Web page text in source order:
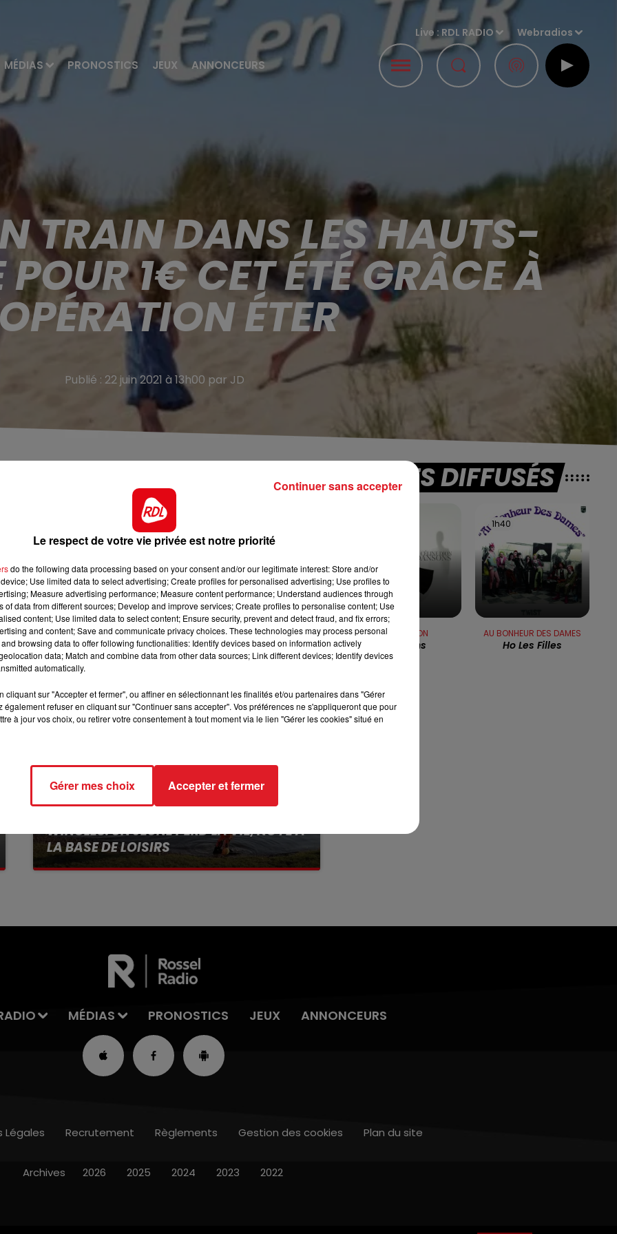
MÉDIAS PRONOSTICS JEUX ANNONCEURS
Live : RDL RADIO Webradios
12h00 - 13h00
RDL & VOUS LES APRÈS-MIDI QUI CHANTENT
TRAIN DANS LES HAUTS-
1€ CET ÉTÉ GRÂCE À
ÉTER
Publié : 22 juin 2021 à 13h00 par JD
cet été. 5 000 billets à 1€ l'aller
pour des voyages du 3 juillet au 22 août.
possible! L’opération l’éTER revient dans les Hauts-
billets de train TER à seulement 2 euros l'aller-retour
redécouvrir la région à travers plusieurs destinations
gratuits seront affrétés pour vous rendre sur les sites
de votre billet éTER.
WINGLES: UN JEUNE PERD LA VIE, NOYÉ À
LA BASE DE LOISIRS
La victime a coulé à pic
TITRES DIFFUSÉS
CELINE DION
Dansons
1h40
1h40
AU BONHEUR DES DAMES
Ho Les Filles
MÉDIAS PRONOSTICS JEUX ANNONCEURS
Légales Recrutement Règlements Gestion des cookies Plan du site
Archives 2026 2025 2024 2023 2022
Le respect de votre vie privée est notre priorité
do the following data processing based on your consent and/or our legitimate interest: Store and/or
Use limited data to select advertising; Create profiles for personalised advertising; Use profiles to
Measure advertising performance; Measure content performance; Understand audiences through
of data from different sources; Develop and improve services; Create profiles to personalise content; Use
content; Use limited data to select content; Ensure security, prevent and detect fraud, and fix errors;
and content; Save and communicate privacy choices. These technologies may process personal
browsing data to offer following functionalities: Identify devices based on information actively
data; Match and combine data from other data sources; Link different devices; Identify devices
automatically.
cliquant sur "Accepter et fermer", ou affiner en sélectionnant les finalités et/ou partenaires dans "Gérer
également refuser en cliquant sur "Continuer sans accepter". Vos préférences ne s'appliqueront que pour
à jour vos choix, ou retirer votre consentement à tout moment via le lien "Gérer les cookies" situé en
Gérer mes choix Accepter et fermer
Continuer sans accepter